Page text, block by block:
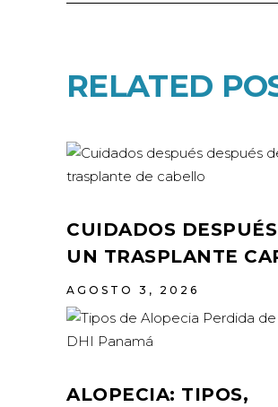
RELATED
CUIDADOS
UN TRASPLANTE
AGOSTO 3, 2026
ALOPECIA: TIPOS,